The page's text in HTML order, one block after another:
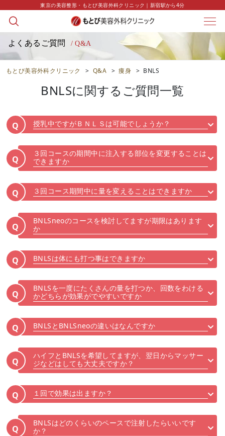
東京の美容整形・もとび美容外科クリニック｜新宿駅から4分
よくあるご質問 / Q&A
もとび美容外科クリニック > Q&A > 痩身 > BNLS
BNLSに関するご質問一覧
Q 授乳中ですがＢＮＬＳは可能でしょうか？
Q
３回コースの期間中に注入する部位を変更することは
できますか
Q ３回コース期間中に量を変えることはできますか
Q
BNLSneoのコースを検討してますが期限はあります
か
Q BNLSは体にも打つ事はできますか
Q
BNLSを一度にたくさんの量を打つか、回数をわける
かどちらが効果がでやすいですか
Q BNLSとBNLSneoの違いはなんですか
Q
ハイフとBNLSを希望してますが、翌日からマッサー
ジなどはしても大丈夫ですか？
Q １回で効果は出ますか？
Q
BNLSはどのくらいのペースで注射したらいいです
か？